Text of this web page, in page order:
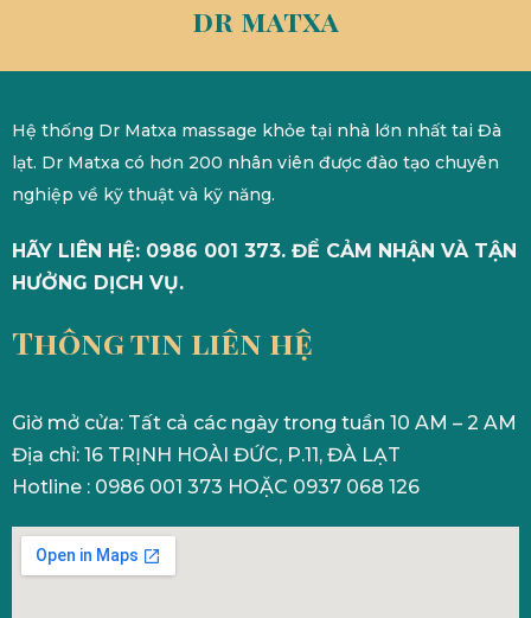
dr matxa
Hệ thống Dr Matxa massage khỏe tại nhà lớn nhất tai Đà
lạt. Dr Matxa có hơn 200 nhân viên được đào tạo chuyên
nghiệp về kỹ thuật và kỹ năng.
HÃY LIÊN HỆ: 0986 001 373. ĐỂ CẢM NHẬN VÀ TẬN
HƯỞNG DỊCH VỤ.
Thông tin liên hệ
Giờ mở cửa: Tất cả các ngày trong tuần 10 AM – 2 AM
Địa chỉ: 16 TRỊNH HOÀI ĐỨC, P.11, ĐÀ LẠT
Hotline : 0986 001 373 HOẶC 0937 068 126